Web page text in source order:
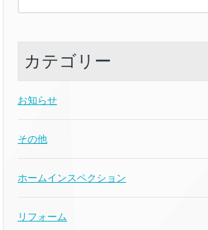
カテゴリー
お知らせ
その他
ホームインスペクション
リフォーム